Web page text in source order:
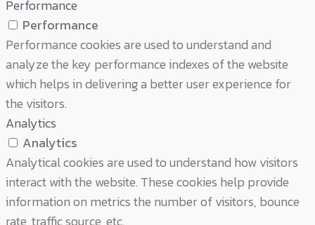
Performance
Performance
Performance cookies are used to understand and
analyze the key performance indexes of the website
which helps in delivering a better user experience for
the visitors.
Analytics
Analytics
Analytical cookies are used to understand how visitors
interact with the website. These cookies help provide
information on metrics the number of visitors, bounce